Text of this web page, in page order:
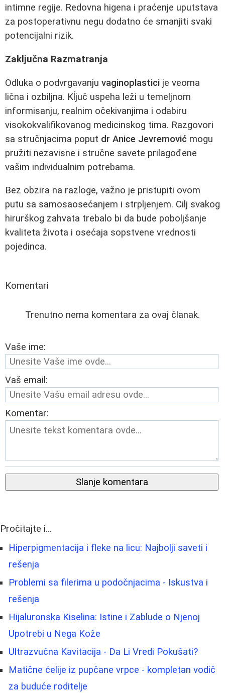
intimne regije. Redovna higena i praćenje uputstava
za postoperativnu negu dodatno će smanjiti svaki
potencijalni rizik.
Zaključna Razmatranja
Odluka o podvrgavanju vaginoplastici je veoma
lična i ozbiljna. Kĺjuč uspeha leži u temeljnom
informisanju, realnim očekivanjima i odabiru
visokokvalifikovanog medicinskog tima. Razgovori
sa stručnjacima poput dr Anice Jevremović mogu
pružiti nezavisne i stručne savete prilagođene
vašim individualnim potrebama.
Bez obzira na razloge, važno je pristupiti ovom
putu sa samosaosećanjem i strpljenjem. Cilj svakog
hirurškog zahvata trebalo bi da bude poboljšanje
kvaliteta života i osećaja sopstvene vrednosti
pojedinca.
Komentari
Trenutno nema komentara za ovaj članak.
Vaše ime:
Vaš email:
Komentar:
Slanje komentara
Pročitajte i...
Hiperpigmentacija i fleke na licu: Najbolji saveti i
rešenja
Problemi sa filerima u podočnjacima - Iskustva i
rešenja
Hijaluronska Kiselina: Istine i Zablude o Njenoj
Upotrebi u Nega Kože
Ultrazvučna Kavitacija - Da Li Vredi Pokušati?
Matične ćelije iz pupčane vrpce - kompletan vodič
za buduće roditelje